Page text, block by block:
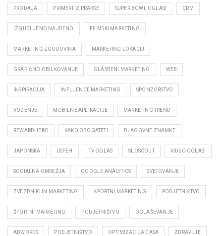
PRODAJA PRIMERI IZ PRAKSE SUPER BOWL OGLASI CRM
IZGUBLJENO NAJDENO FILMSKI MARKETING
MARKETING ZGODOVINA MARKETING LOKACIJ
GRAFIČNO OBILKOVANJE GLASBENI MARKETING WEB
INSPIRACIJA INFLUENCE MARKETING SPONZORSTVO
VODENJE MOBILNE APLIKACIJE MARKETING TREND
REWARDHERO KAKO OBOGATETI BLAGOVNE ZNAMKE
JAPONSKA USPEH TV OGLAS SLOSCOUT VIDEO OGLASI
SOCIALNA OMREŽJA GOOGLE ANALYTICS SVETOVANJE
ZVEZDNIKI IN MARKETING ŠPORTNI MARKETING PODJETNIŠTVO
ŠPORTNI MARKETING PODJETNIŠTVO OGLAŠEVANJE
ADWORDS PODJETNIŠTVO OPTIMIZACIJA ČASA ZDRAVLJE